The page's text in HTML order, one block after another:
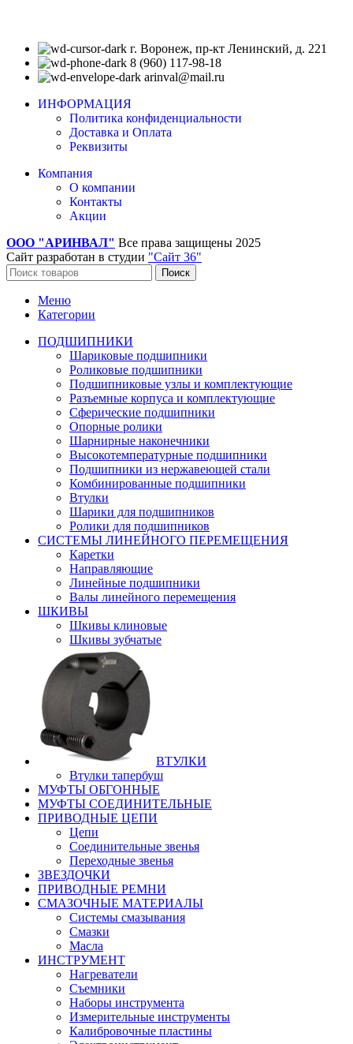
г. Воронеж, пр-кт Ленинский, д. 221
8 (960) 117-98-18
arinval@mail.ru
ИНФОРМАЦИЯ
Политика конфиденциальности
Доставка и Оплата
Реквизиты
Компания
О компании
Контакты
Акции
ООО "АРИНВАЛ" Все права защищены 2025
Сайт разработан в студии "Сайт 36"
Поиск
Меню
Категории
ПОДШИПНИКИ
Шариковые подшипники
Роликовые подшипники
Подшипниковые узлы и комплектующие
Разъемные корпуса и комплектующие
Сферические подшипники
Опорные ролики
Шарнирные наконечники
Высокотемпературные подшипники
Подшипники из нержавеющей стали
Комбинированные подшипники
Втулки
Шарики для подшипников
Ролики для подшипников
СИСТЕМЫ ЛИНЕЙНОГО ПЕРЕМЕЩЕНИЯ
Каретки
Направляющие
Линейные подшипники
Валы линейного перемещения
ШКИВЫ
Шкивы клиновые
Шкивы зубчатые
ВТУЛКИ
Втулки тапербуш
МУФТЫ ОБГОННЫЕ
МУФТЫ СОЕДИНИТЕЛЬНЫЕ
ПРИВОДНЫЕ ЦЕПИ
Цепи
Соединительные звенья
Переходные звенья
ЗВЕЗДОЧКИ
ПРИВОДНЫЕ РЕМНИ
СМАЗОЧНЫЕ МАТЕРИАЛЫ
Системы смазывания
Смазки
Масла
ИНСТРУМЕНТ
Нагреватели
Съемники
Наборы инструмента
Измерительные инструменты
Калибровочные пластины